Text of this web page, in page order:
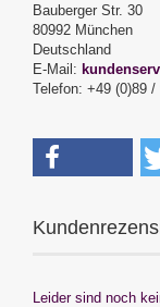
Bauberger Str. 30
80992 München
Deutschland
E-Mail:
Telefon: +49 (0)89 /
Leider sind noch